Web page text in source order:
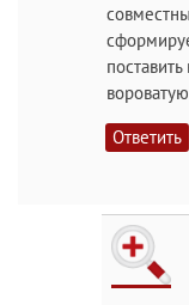
Ответить